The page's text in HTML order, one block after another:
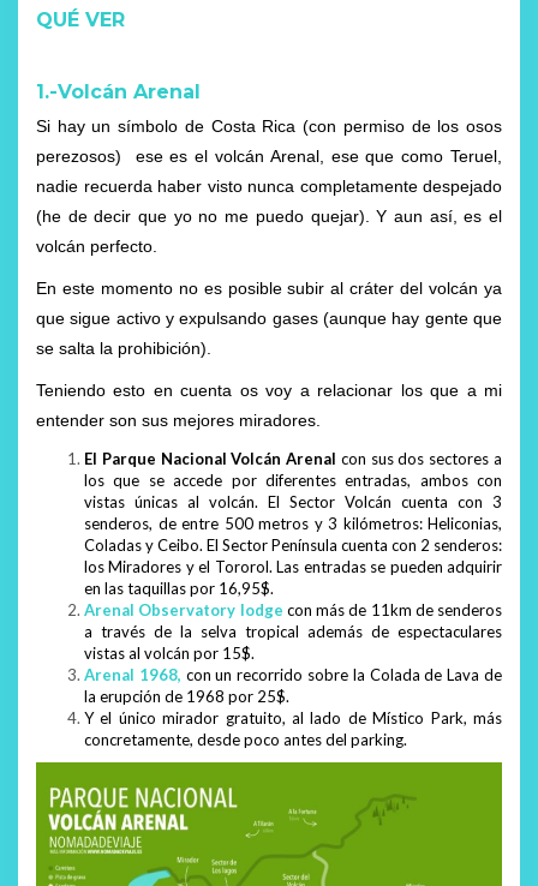
QUÉ VER
1.-Volcán Arenal
Si hay un símbolo de Costa Rica (con permiso de los osos
perezosos) ese es el volcán Arenal, ese que como Teruel,
nadie recuerda haber visto nunca completamente despejado
(he de decir que yo no me puedo quejar). Y aun así, es el
volcán perfecto.
En este momento no es posible subir al cráter del volcán ya
que sigue activo y expulsando gases (aunque hay gente que
se salta la prohibición).
Teniendo esto en cuenta os voy a relacionar los que a mi
entender son sus mejores miradores.
El Parque Nacional Volcán Arenal con sus dos sectores a
los que se accede por diferentes entradas, ambos con
vistas únicas al volcán. El Sector Volcán cuenta con 3
senderos, de entre 500 metros y 3 kilómetros: Heliconias,
Coladas y Ceibo. El Sector Península cuenta con 2 senderos:
los Miradores y el Tororol. Las entradas se pueden adquirir
en las taquillas por 16,95$.
Arenal Observatory lodge con más de 11km de senderos
a través de la selva tropical además de espectaculares
vistas al volcán por 15$.
Arenal 1968, con un recorrido sobre la Colada de Lava de
la erupción de 1968 por 25$.
Y el único mirador gratuito, al lado de Místico Park, más
concretamente, desde poco antes del parking.